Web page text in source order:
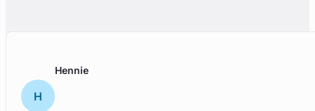
Gratis intake
H
Hennie